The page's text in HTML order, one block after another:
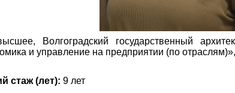
Волгоградский государственный
и управление на предприятии (по отраслям)»,
стаж (лет): 9 лет